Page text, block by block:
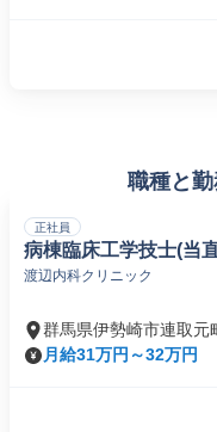
職種と
正社員
病棟臨床工学技士(当
渡辺内科クリニック
群馬県伊勢崎市連取元
月給31万円～32万円